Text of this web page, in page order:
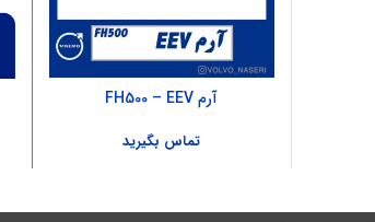
آرم FH500 – EEV
تماس بگیرید